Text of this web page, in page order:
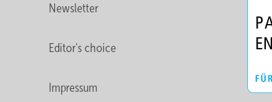
Newsletter
Editor's choice
Impressum